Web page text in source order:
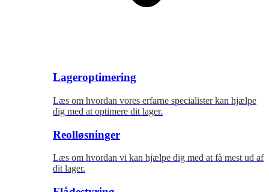
Lageroptimering
Læs om hvordan vores erfarne specialister kan hjælpe
dig med at optimere dit lager.
Reolløsninger
Læs om hvordan vi kan hjælpe dig med at få mest ud af
dit lager.